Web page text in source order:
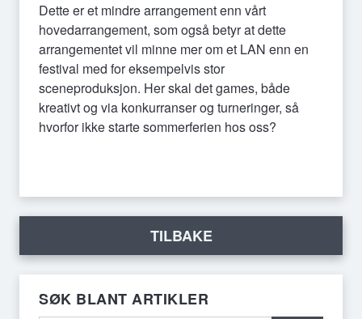
Dette er et mindre arrangement enn vårt
hovedarrangement, som også betyr at dette
arrangementet vil minne mer om et LAN enn en
festival med for eksempelvis stor
sceneproduksjon. Her skal det games, både
kreativt og via konkurranser og turneringer, så
hvorfor ikke starte sommerferien hos oss?
TILBAKE
SØK BLANT ARTIKLER